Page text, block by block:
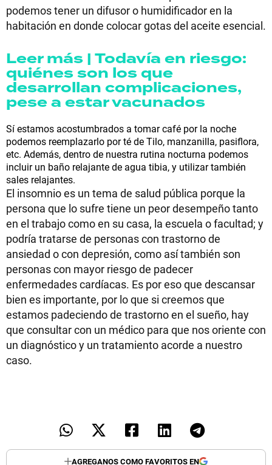
podemos tener un difusor o humidificador en la
habitación en donde colocar gotas del aceite esencial.
Leer más | Todavía en riesgo:
quiénes son los que
desarrollan complicaciones,
pese a estar vacunados
Sí estamos acostumbrados a tomar café por la noche
podemos reemplazarlo por té de Tilo, manzanilla, pasiflora,
etc. Además, dentro de nuestra rutina nocturna podemos
incluir un baño relajante de agua tibia, y utilizar también
sales relajantes.
El insomnio es un tema de salud pública porque la
persona que lo sufre tiene un peor desempeño tanto
en el trabajo como en su casa, la escuela o facultad; y
podría tratarse de personas con trastorno de
ansiedad o con depresión, como así también son
personas con mayor riesgo de padecer
enfermedades cardíacas. Es por eso que descansar
bien es importante, por lo que si creemos que
estamos padeciendo de trastorno en el sueño, hay
que consultar con un médico para que nos oriente con
un diagnóstico y un tratamiento acorde a nuestro
caso.
AGREGANOS COMO FAVORITOS EN